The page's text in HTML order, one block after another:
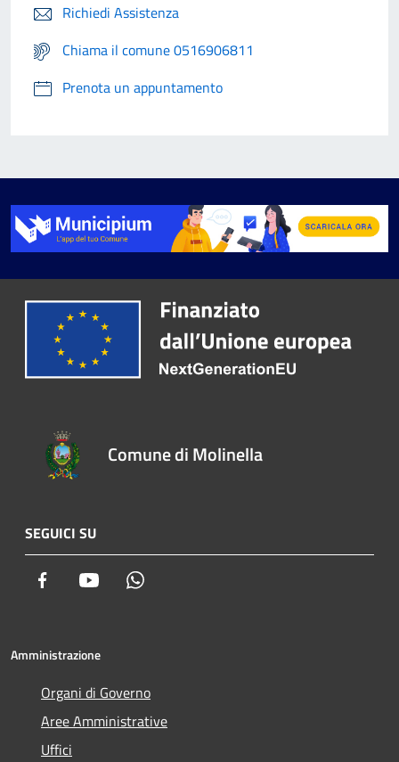
Richiedi Assistenza
Chiama il comune 0516906811
Prenota un appuntamento
Comune di Molinella
SEGUICI SU
Facebook Youtube
Amministrazione
Organi di Governo
Aree Amministrative
Uffici